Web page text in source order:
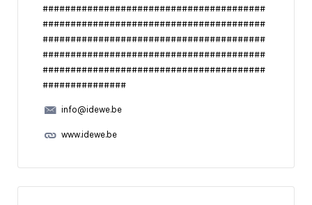
########################################
########################################
########################################
########################################
########################################
###############
info@idewe.be
www.idewe.be